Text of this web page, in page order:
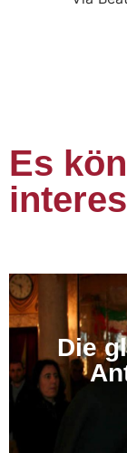
Es
Die